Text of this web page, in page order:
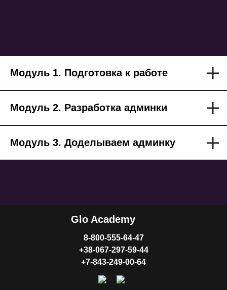
Модуль 1. Подготовка к работе
Модуль 2. Разработка админки
Модуль 3. Доделываем админку
8-800-555-64-47
+38-067-297-59-44
+7-843-249-00-64
Glo Academy